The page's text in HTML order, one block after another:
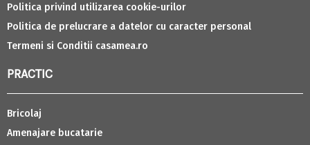
Politica privind utilizarea cookie-urilor
Politica de prelucrare a datelor cu caracter personal
Termeni si Conditii casamea.ro
PRACTIC
Bricolaj
Amenajare bucatarie